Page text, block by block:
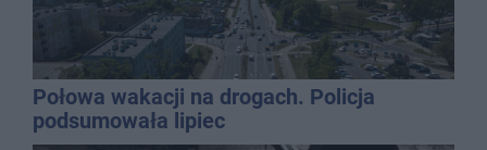
Połowa wakacji na drogach. Policja
podsumowała lipiec